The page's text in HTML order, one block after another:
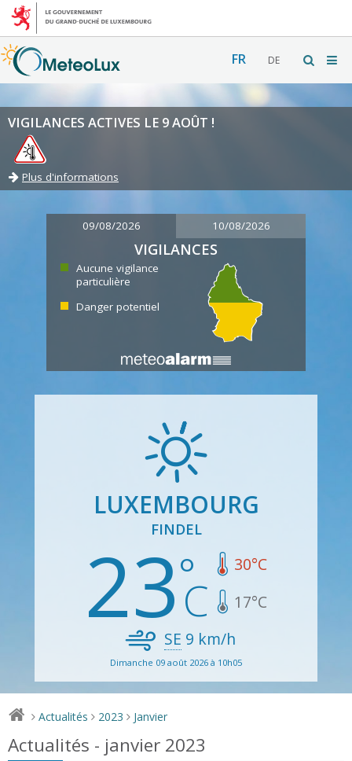
FR DE
VIGILANCES ACTIVES LE 9 AOÛT !
Plus d'informations
09/08/2026 10/08/2026
VIGILANCES
Aucune vigilance
particulière
Danger potentiel
LUXEMBOURG
FINDEL
23 30°C
17°C
SE 9 km/h
Dimanche 09 août 2026 à 10h05
> Actualités > 2023 > Janvier
Actualités - janvier 2023